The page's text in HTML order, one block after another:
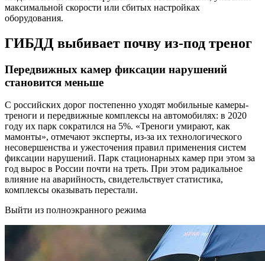
максимальной скорости или сбитых настройках
оборудования.
ГИБДД выбивает почву из-под треног
Передвижных камер фиксации нарушений
становится меньше
С российских дорог постепенно уходят мобильные камеры-
треноги и передвижные комплексы на автомобилях: в 2020
году их парк сократился на 5%. «Треноги умирают, как
мамонты», отмечают эксперты, из-за их технологического
несовершенства и ужесточения правил применения систем
фиксации нарушений. Парк стационарных камер при этом за
год вырос в России почти на треть. При этом радикальное
влияние на аварийность, свидетельствует статистика,
комплексы оказывать перестали.
Выйти из полноэкранного режима